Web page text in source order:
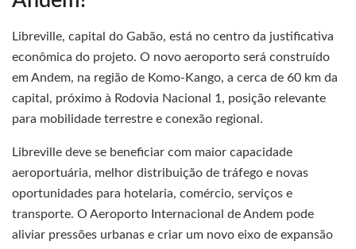
Libreville, capital do Gabão, está no centro da justificativa
econômica do projeto. O novo aeroporto será construído
em Andem, na região de Komo-Kango, a cerca de 60 km da
capital, próximo à Rodovia Nacional 1, posição relevante
para mobilidade terrestre e conexão regional.
Libreville deve se beneficiar com maior capacidade
aeroportuária, melhor distribuição de tráfego e novas
oportunidades para hotelaria, comércio, serviços e
transporte. O Aeroporto Internacional de Andem pode
aliviar pressões urbanas e criar um novo eixo de expansão